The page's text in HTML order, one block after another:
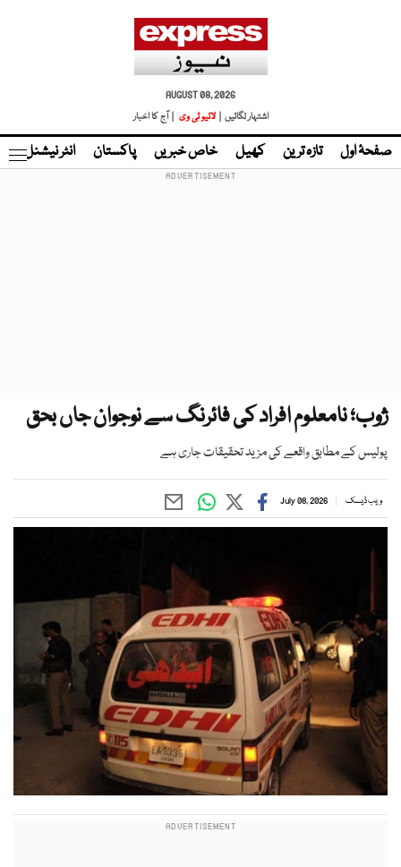
AUGUST 08, 2026
اشتہار لگائیں |
لائیو ٹی وی | آج کا اخبار
صفحۂ اول تازہ ترین کھیل خاص خبریں پاکستان انٹر نیشنل
ژوب؛ نامعلوم افراد کی فائرنگ سے نوجوان جاں بحق
پولیس کے مطابق واقعے کی مزید تحقیقات جاری ہے
ویب ڈیسک July 08, 2026